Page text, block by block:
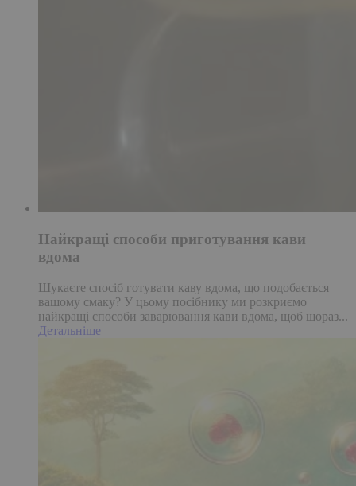
Найкращі способи приготування кави
вдома
Шукаєте спосіб готувати каву вдома, що подобається
вашому смаку? У цьому посібнику ми розкриємо
найкращі способи заварювання кави вдома, щоб щораз...
Детальніше